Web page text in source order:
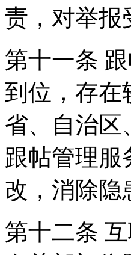
责，对举报
第十一条
到位，存在
省、自治区
跟帖管理服
改，消除隐
第十二条